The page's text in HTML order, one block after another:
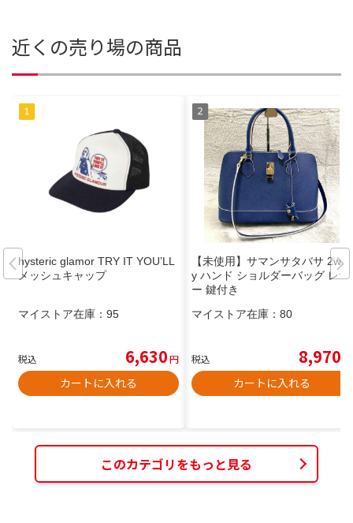
近くの売り場の商品
hysteric glamor TRY IT YOU’LL
メッシュキャップ
マイストア在庫： 95
税込 6,630円
カートに入れる
【未使用】サマンサタバサ 2wa
y ハンド ショルダーバッグ レザ
ー 鍵付き
マイストア在庫： 80
税込 8,970
カートに入れる
このカテゴリをもっと見る